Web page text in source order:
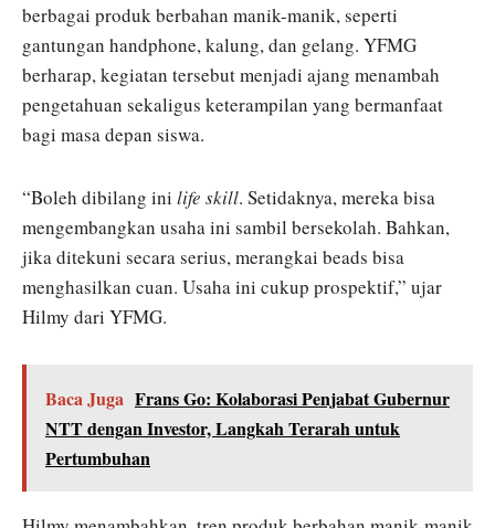
berbagai produk berbahan manik-manik, seperti
gantungan handphone, kalung, dan gelang. YFMG
berharap, kegiatan tersebut menjadi ajang menambah
pengetahuan sekaligus keterampilan yang bermanfaat
bagi masa depan siswa.
“Boleh dibilang ini life skill. Setidaknya, mereka bisa
mengembangkan usaha ini sambil bersekolah. Bahkan,
jika ditekuni secara serius, merangkai beads bisa
menghasilkan cuan. Usaha ini cukup prospektif,” ujar
Hilmy dari YFMG.
Baca Juga Frans Go: Kolaborasi Penjabat Gubernur
NTT dengan Investor, Langkah Terarah untuk
Pertumbuhan